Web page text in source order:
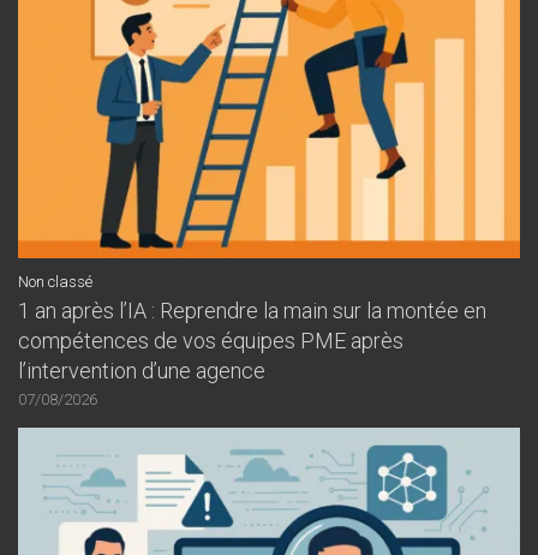
Non classé
1 an après l’IA : Reprendre la main sur la montée en
compétences de vos équipes PME après
l’intervention d’une agence
07/08/2026